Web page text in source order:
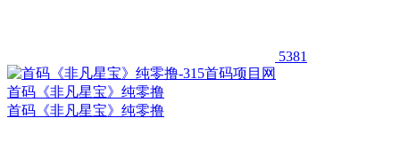
5381
首码《非凡星宝》纯零撸
首码《非凡星宝》纯零撸